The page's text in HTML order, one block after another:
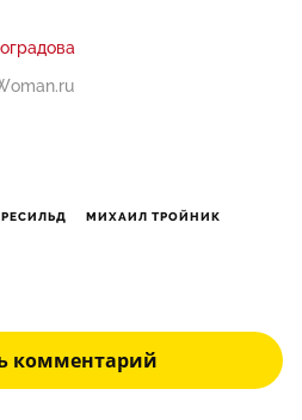
МИХАИЛ ТРОЙНИК
комментарий